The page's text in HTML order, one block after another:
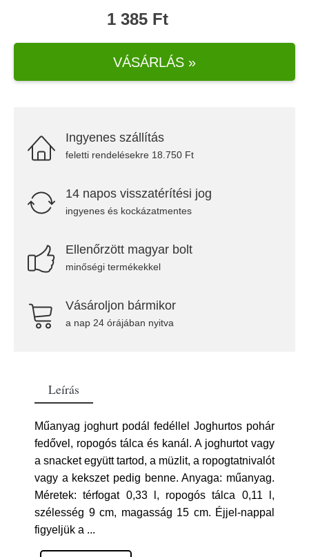
1 385 Ft
VÁSÁRLÁS »
Ingyenes szállítás
feletti rendelésekre 18.750 Ft
14 napos visszatérítési jog
ingyenes és kockázatmentes
Ellenőrzött magyar bolt
minőségi termékekkel
Vásároljon bármikor
a nap 24 órájában nyitva
Leírás
Műanyag joghurt podál fedéllel Joghurtos pohár
fedővel, ropogós tálca és kanál. A joghurtot vagy
a snacket együtt tartod, a müzlit, a ropogtatnivalót
vagy a kekszet pedig benne. Anyaga: műanyag.
Méretek: térfogat 0,33 l, ropogós tálca 0,11 l,
szélesség 9 cm, magasság 15 cm. Éjjel-nappal
figyeljük a ...